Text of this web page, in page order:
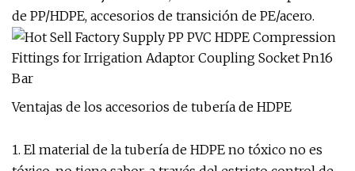
de PP/HDPE, accesorios de transición de PE/acero.
Ventajas de los accesorios de tubería de HDPE
1. El material de la tubería de HDPE no tóxico no es